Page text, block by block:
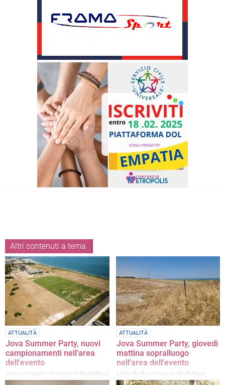
Altri contenuti a tema
ATTUALITÀ
Jova Summer Party, nuovi
campionamenti nell'area
dell'evento
Arpa sul posto, riunione in Prefettura
ATTUALITÀ
Jova Summer Party, giovedì
mattina sopralluogo
nell'area dell'evento
Mercoledì riunione in Prefettura,
filtra ottimismo da Palazzo di Città